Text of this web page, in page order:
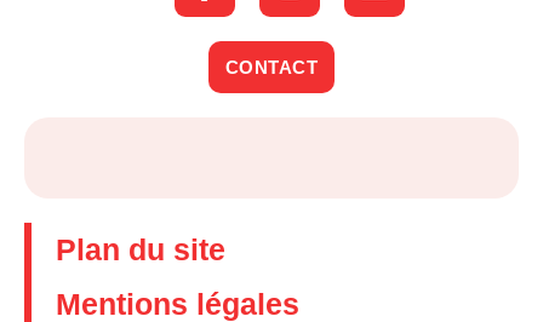
CONTACT
Plan du site
Mentions légales